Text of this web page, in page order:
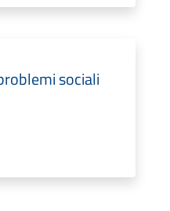
sociali